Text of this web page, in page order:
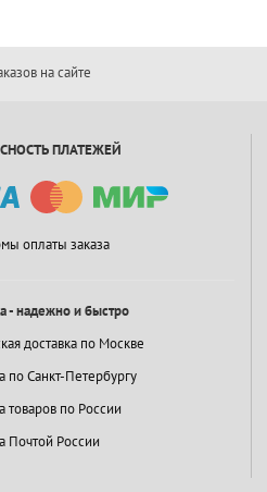
на сайте
ПЛАТЕЖЕЙ
оплаты заказа
- надежно и быстро
доставка по Москве
по Санкт-Петербургу
товаров по России
Почтой России